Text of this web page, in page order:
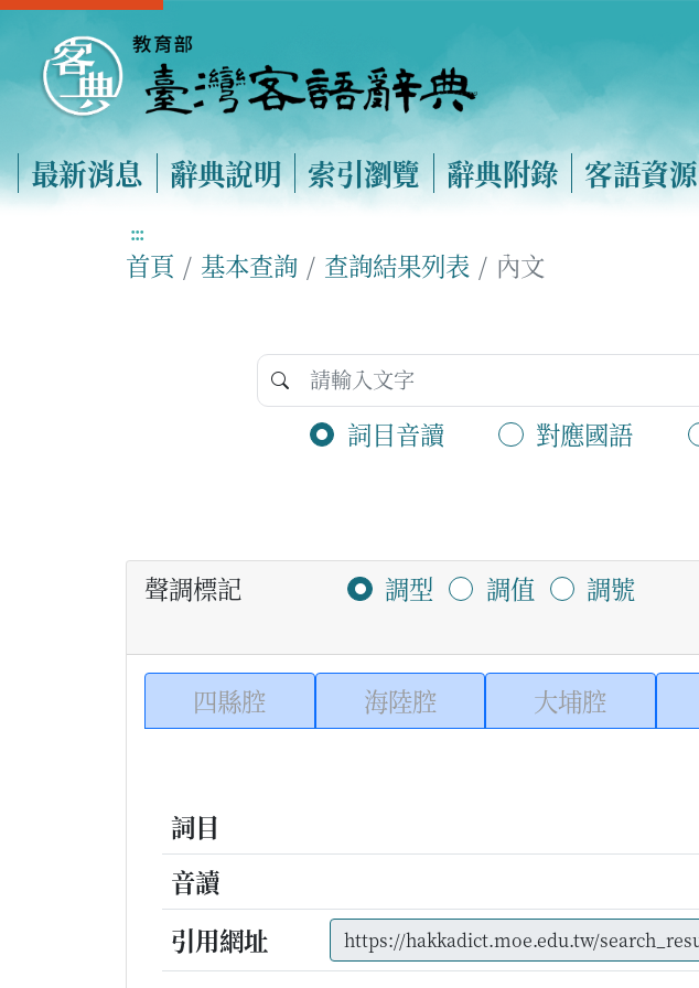
最新消息 辭典說明 索引瀏覽 辭典附錄 客語資源
:::
首頁 基本查詢 查詢結果列表 內文
詞目音讀 對應國語
聲調標記 調型 調值 調號
四縣腔 海陸腔 大埔腔
詞目
音讀
引用網址